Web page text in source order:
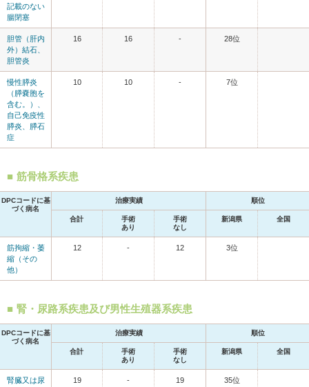
記載のない
腸閉塞
胆管（肝内
外）結石、
胆管炎
16 16 - 28位
慢性膵炎
（膵嚢胞を
含む。）、
自己免疫性
膵炎、膵石
症
10 10 - 7位
筋骨格系疾患
DPCコードに基
づく病名
治療実績 順位
合計
手術
あり
手術
なし
新潟県 全国
筋拘縮・萎
縮（その
他）
12 - 12 3位
腎・尿路系疾患及び男性生殖器系疾患
DPCコードに基
づく病名
治療実績 順位
合計
手術
あり
手術
なし
新潟県 全国
腎臓又は尿 19 - 19 35位